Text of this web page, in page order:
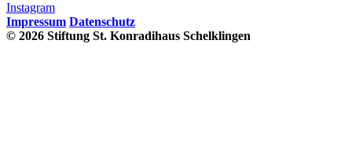
Instagram
Impressum Datenschutz
© 2026 Stiftung St. Konradihaus Schelklingen